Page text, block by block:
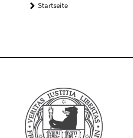
Startseite